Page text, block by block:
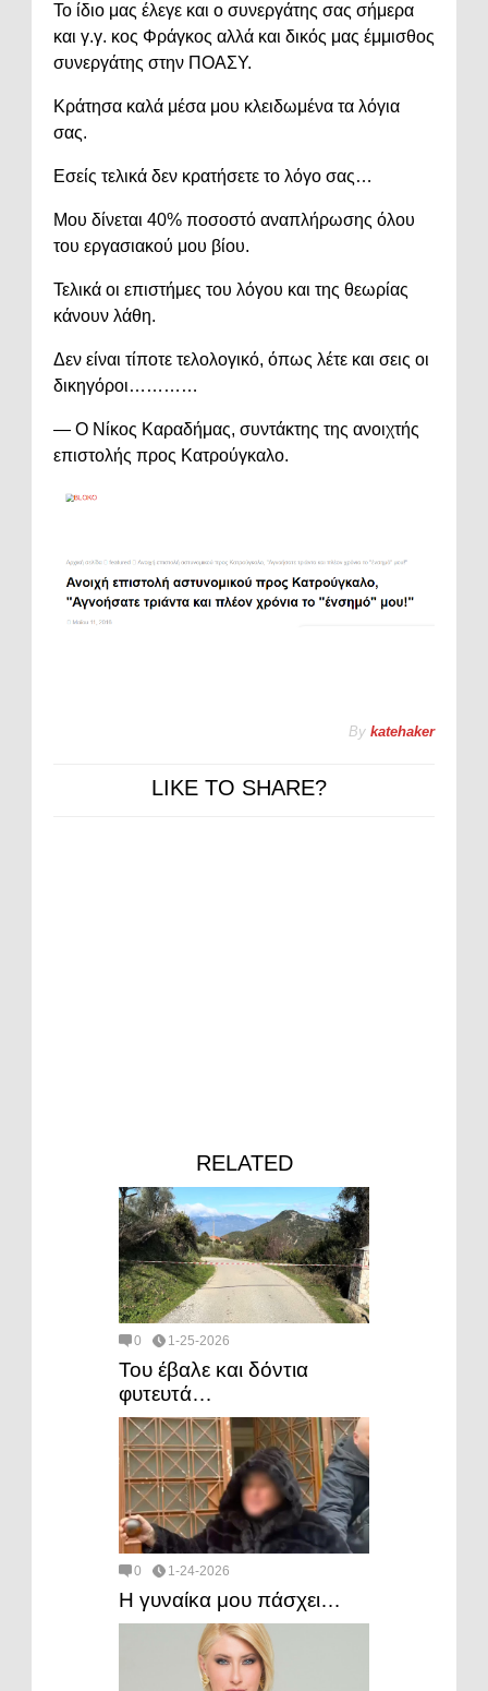
Το ίδιο μας έλεγε και ο συνεργάτης σας σήμερα
και γ.γ. κος Φράγκος αλλά και δικός μας έμμισθος
συνεργάτης στην ΠΟΑΣΥ.
Κράτησα καλά μέσα μου κλειδωμένα τα λόγια
σας.
Εσείς τελικά δεν κρατήσετε το λόγο σας…
Μου δίνεται 40% ποσοστό αναπλήρωσης όλου
του εργασιακού μου βίου.
Τελικά οι επιστήμες του λόγου και της θεωρίας
κάνουν λάθη.
Δεν είναι τίποτε τελολογικό, όπως λέτε και σεις οι
δικηγόροι…………
— Ο Νίκος Καραδήμας, συντάκτης της ανοιχτής
επιστολής προς Κατρούγκαλο.
By katehaker
LIKE TO SHARE?
RELATED
0 1-25-2026
Του έβαλε και δόντια
φυτευτά…
0 1-24-2026
Η γυναίκα μου πάσχει…